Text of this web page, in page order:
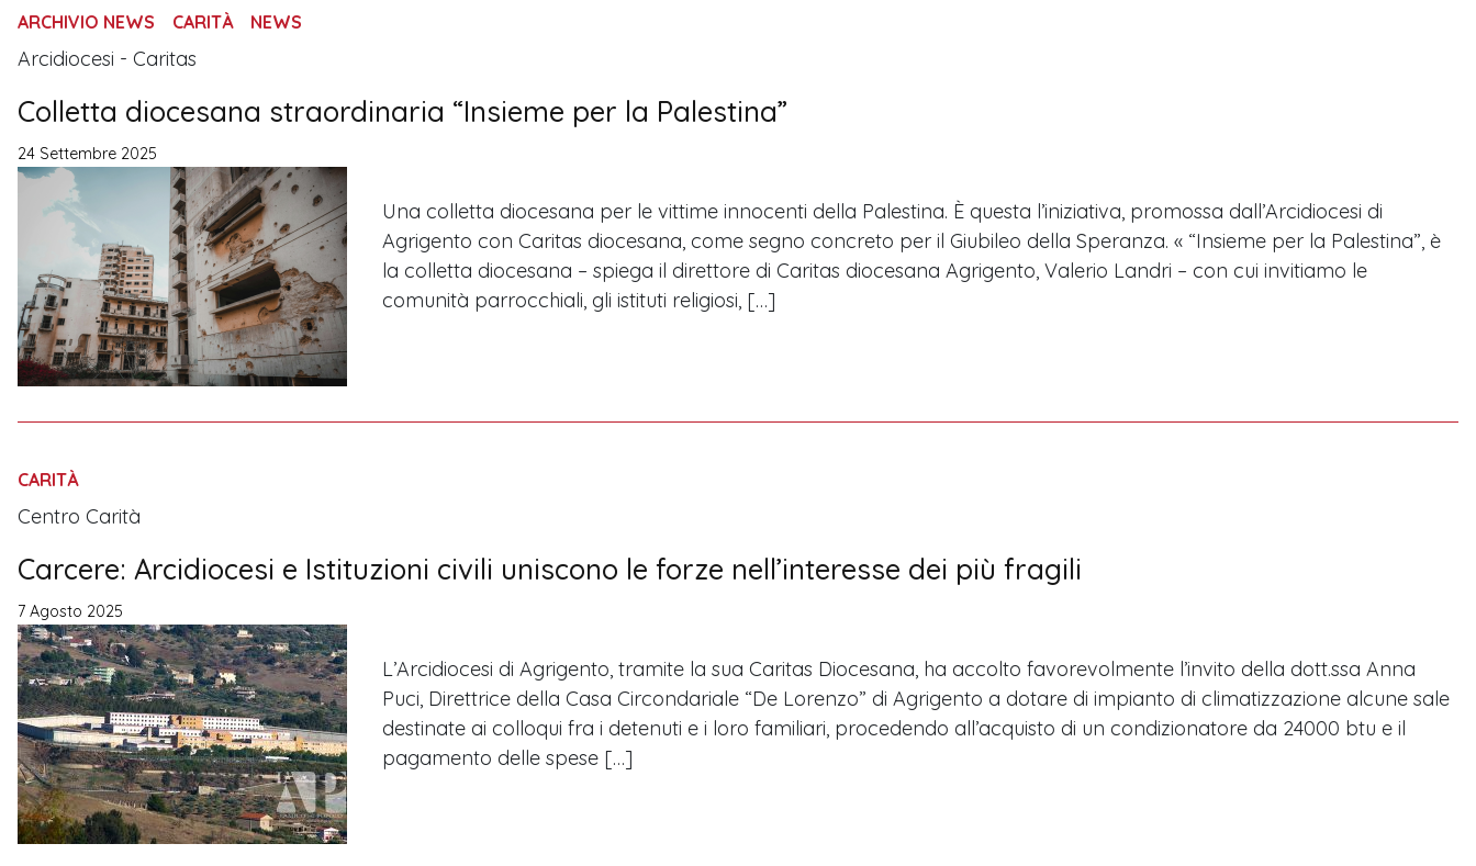
ARCHIVIO NEWS CARITÀ NEWS
Arcidiocesi - Caritas
Colletta diocesana straordinaria “Insieme per la Palestina”
24 Settembre 2025
Una colletta diocesana per le vittime innocenti della Palestina. È questa l’iniziativa, promossa dall’Arcidiocesi di
Agrigento con Caritas diocesana, come segno concreto per il Giubileo della Speranza. « “Insieme per la Palestina”, è
la colletta diocesana – spiega il direttore di Caritas diocesana Agrigento, Valerio Landri – con cui invitiamo le
comunità parrocchiali, gli istituti religiosi, […]
CARITÀ
Centro Carità
Carcere: Arcidiocesi e Istituzioni civili uniscono le forze nell’interesse dei più fragili
7 Agosto 2025
L’Arcidiocesi di Agrigento, tramite la sua Caritas Diocesana, ha accolto favorevolmente l’invito della dott.ssa Anna
Puci, Direttrice della Casa Circondariale “De Lorenzo” di Agrigento a dotare di impianto di climatizzazione alcune sale
destinate ai colloqui fra i detenuti e i loro familiari, procedendo all’acquisto di un condizionatore da 24000 btu e il
pagamento delle spese […]